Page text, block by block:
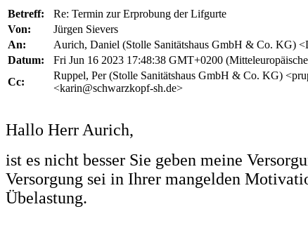
Betreff:
Re: Termin zur Erprobung der Lifgurte
Von:
Jürgen Sievers
An:
Aurich, Daniel (Stolle Sanitätshaus GmbH & Co. KG)
Datum:
Fri Jun 16 2023 17:48:38 GMT+0200
Cc:
Ruppel, Per (Stolle Sanitätshaus GmbH & Co. KG)
<karin@schwarzkopf-sh.de>
Hallo Herr Aurich,
ist es nicht besser Sie geben meine
Versorgung sei in Ihrer mangelden
Übelastung.